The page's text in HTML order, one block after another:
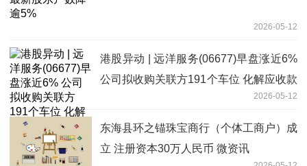
2026-05-12
港股异动 | 远洋服务(06677)早盘涨近6%
公司拟收购关联方191个车位 化解应收款
2026-05-12
东海县环之锚珠宝商行（个体工商户）成
立 注册资本30万人民币 微资讯